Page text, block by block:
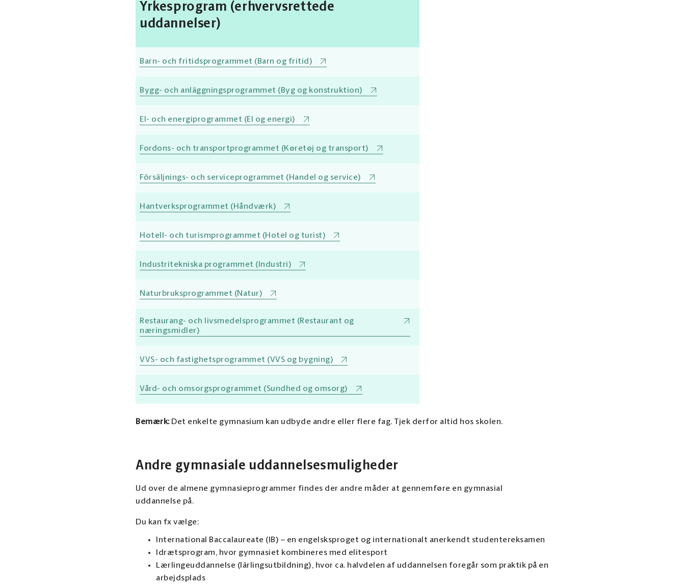
Yrkesprogram (erhvervsrettede
uddannelser)
Barn- och fritidsprogrammet (Barn og fritid)
Bygg- och anläggningsprogrammet (Byg og konstruktion)
El- och energiprogrammet (El og energi)
Fordons- och transportprogrammet (Køretøj og transport)
Försäljnings- och serviceprogrammet (Handel og service)
Hantverksprogrammet (Håndværk)
Hotell- och turismprogrammet (Hotel og turist)
Industritekniska programmet (Industri)
Naturbruksprogrammet (Natur)
Restaurang- och livsmedelsprogrammet (Restaurant og
næringsmidler)
VVS- och fastighetsprogrammet (VVS og bygning)
Vård- och omsorgsprogrammet (Sundhed og omsorg)
Bemærk:Det enkelte gymnasium kan udbyde andre eller flere fag. Tjek derfor altid hos skolen.
Andre gymnasiale uddannelsesmuligheder
Ud over de almene gymnasieprogrammer findes der andre måder at gennemføre en gymnasial
uddannelse på.
Du kan fx vælge:
International Baccalaureate (IB) – en engelsksproget og internationalt anerkendt studentereksamen
Idrætsprogram, hvor gymnasiet kombineres med elitesport
Lærlingeuddannelse (lärlingsutbildning), hvor ca. halvdelen af uddannelsen foregår som praktik på en
arbejdsplads